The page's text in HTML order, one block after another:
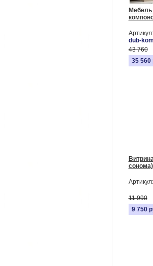
Мебель
Артикул:
dub-
43 760
35 560
сонома)
Артикул:
11 990
9 750